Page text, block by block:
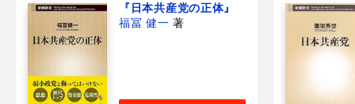
『日本共産党の正体』
福冨 健一 著